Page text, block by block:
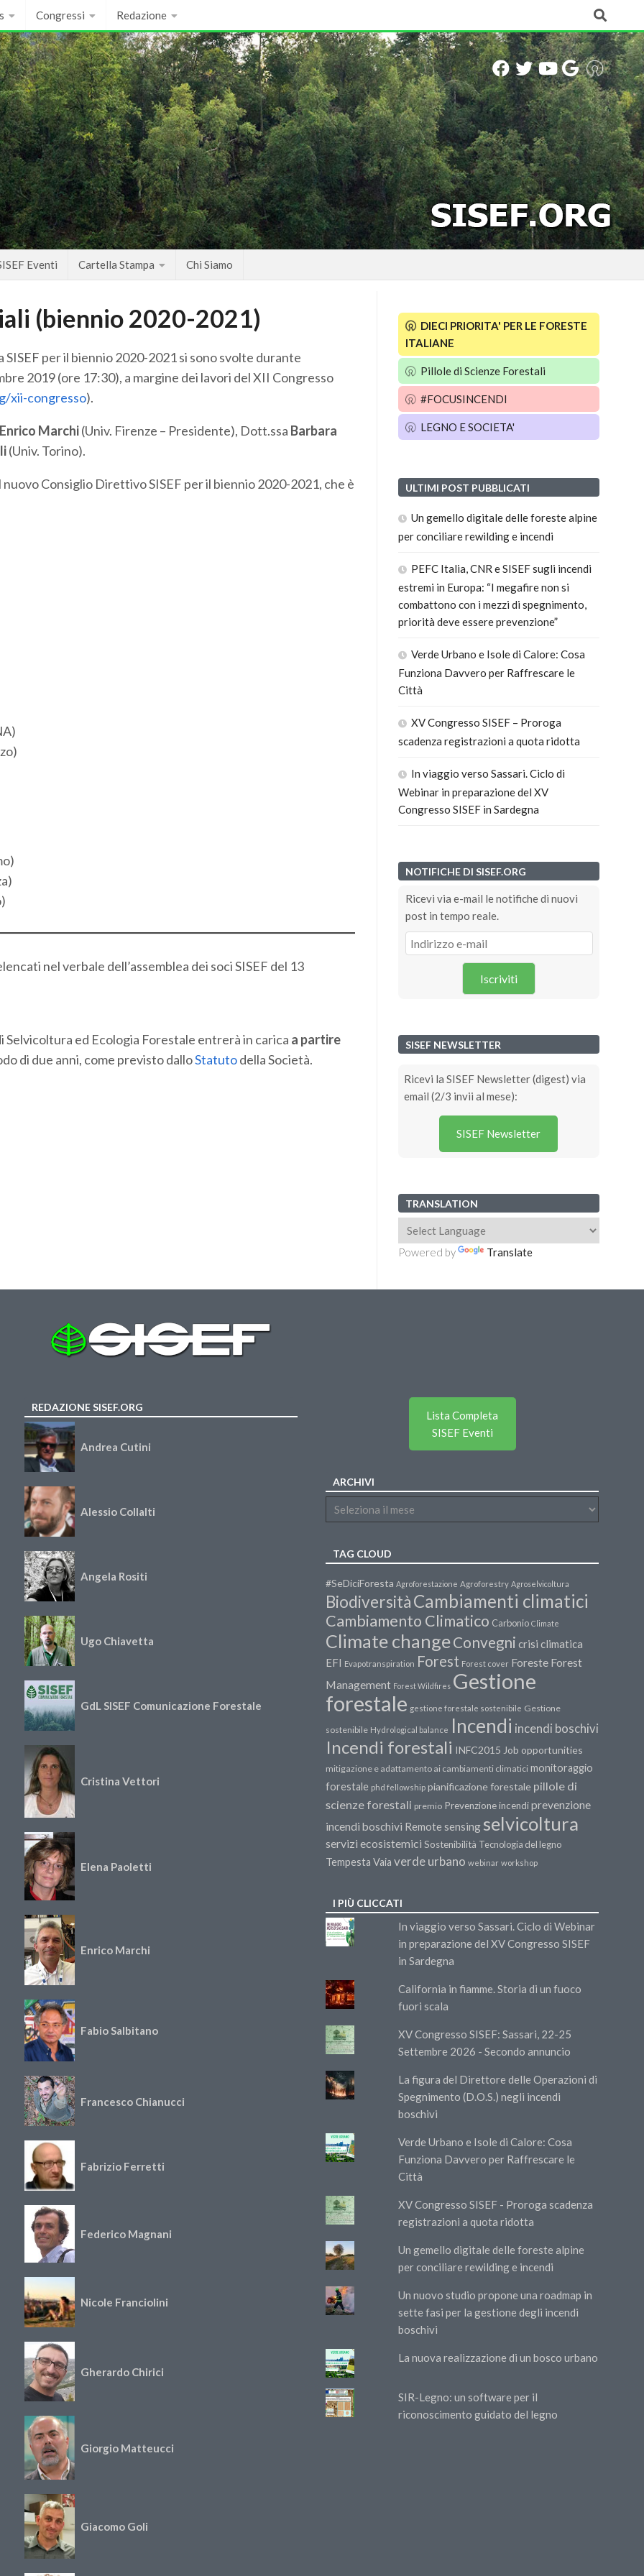
Congressi Redazione
Eventi Cartella Stampa Chi Siamo
(biennio 2020-2021)
per il biennio 2020-2021 si sono svolte durante
2019 (ore 17:30), a margine dei lavori del XII Congresso
xii-congresso).
Enrico Marchi(Univ. Firenze – Presidente), Dott.ssa Barbara
(Univ. Torino).
Consiglio Direttivo SISEF per il biennio 2020-2021, che è
nel verbale dell’assemblea dei soci SISEF del 13
ed Ecologia Forestale entrerà in carica a partire
di due anni, come previsto dalloStatutodella Società.
DIECI PRIORITA' PER LE FORESTE
ITALIANE
Pillole di Scienze Forestali
#FOCUSINCENDI
LEGNO E SOCIETA'
ULTIMI POST PUBBLICATI
Un gemello digitale delle foreste alpine
per conciliare rewilding e incendi
PEFC Italia, CNR e SISEF sugli incendi
estremi in Europa: “I megafire non si
combattono con i mezzi di spegnimento,
priorità deve essere prevenzione”
Verde Urbano e Isole di Calore: Cosa
Funziona Davvero per Raffrescare le
Città
XV Congresso SISEF – Proroga
scadenza registrazioni a quota ridotta
In viaggio verso Sassari. Ciclo di
Webinar in preparazione del XV
Congresso SISEF in Sardegna
NOTIFICHE DI SISEF.ORG
Ricevi via e-mail le notifiche di nuovi
post in tempo reale.
Iscriviti
SISEF NEWSLETTER
Ricevi la SISEF Newsletter (digest) via
email (2/3 invii al mese):
SISEF Newsletter
TRANSLATION
Powered by Translate
REDAZIONE SISEF.ORG
Andrea Cutini
Alessio Collalti
Angela Rositi
Ugo Chiavetta
GdL SISEF Comunicazione Forestale
Cristina Vettori
Elena Paoletti
Enrico Marchi
Fabio Salbitano
Francesco Chianucci
Fabrizio Ferretti
Federico Magnani
Nicole Franciolini
Gherardo Chirici
Giorgio Matteucci
Giacomo Goli
Lista Completa
SISEF Eventi
ARCHIVI
TAG CLOUD
#SeDiciForesta Agroforestazione Agroforestry Agroselvicoltura
BiodiversitàCambiamenti climatici
Cambiamento Climatico Carbonio Climate
Climate changeConvegni crisi climatica
EFI Evapotranspiration Forest Forest cover Foreste Forest
Management Forest Wildfires Gestione
forestale gestione forestale sostenibile Gestione
sostenibile Hydrological balance Incendi incendi boschivi
Incendi forestali INFC2015 Job opportunities
mitigazione e adattamento ai cambiamenti climatici monitoraggio
forestale phd fellowship pianificazione forestale pillole di
scienze forestali premio Prevenzione incendiprevenzione
incendi boschivi Remote sensing selvicoltura
servizi ecosistemici Sostenibilità Tecnologia del legno
Tempesta Vaia verde urbano webinar workshop
I PIÙ CLICCATI
In viaggio verso Sassari. Ciclo di Webinar
in preparazione del XV Congresso SISEF
in Sardegna
California in fiamme. Storia di un fuoco
fuori scala
XV Congresso SISEF: Sassari, 22-25
Settembre 2026 - Secondo annuncio
La figura del Direttore delle Operazioni di
Spegnimento (D.O.S.) negli incendi
boschivi
Verde Urbano e Isole di Calore: Cosa
Funziona Davvero per Raffrescare le
Città
XV Congresso SISEF - Proroga scadenza
registrazioni a quota ridotta
Un gemello digitale delle foreste alpine
per conciliare rewilding e incendi
Un nuovo studio propone una roadmap in
sette fasi per la gestione degli incendi
boschivi
La nuova realizzazione di un bosco urbano
SIR-Legno: un software per il
riconoscimento guidato del legno